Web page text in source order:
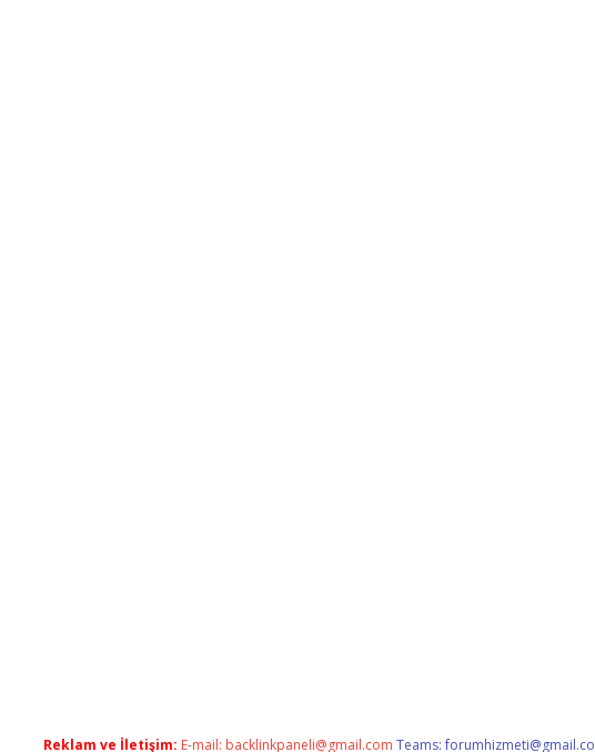
Reklam ve İletişim: E-mail: backlinkpaneli@gmail.com Teams: